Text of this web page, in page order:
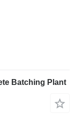
Batching Plant